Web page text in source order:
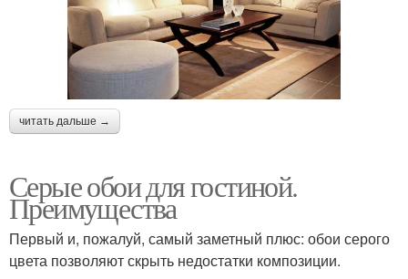
читать дальше →
Серые обои для гостиной.
Преимущества
Первый и, пожалуй, самый заметный плюс: обои серого
цвета позволяют скрыть недостатки композиции.